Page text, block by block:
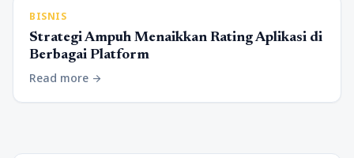
BISNIS
Strategi Ampuh Menaikkan Rating Aplikasi di
Berbagai Platform
Read more arrow_forward